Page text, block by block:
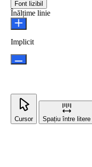
Font lizibil
Înălțime linie
Implicit
Cursor Spațiu între litere